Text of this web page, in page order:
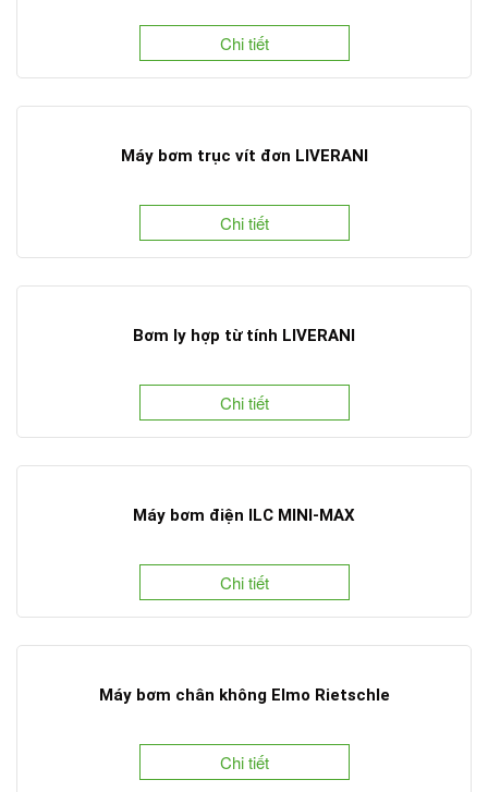
Chi tiết
Máy bơm trục vít đơn LIVERANI
Chi tiết
Bơm ly hợp từ tính LIVERANI
Chi tiết
Máy bơm điện ILC MINI-MAX
Chi tiết
Máy bơm chân không Elmo Rietschle
Chi tiết